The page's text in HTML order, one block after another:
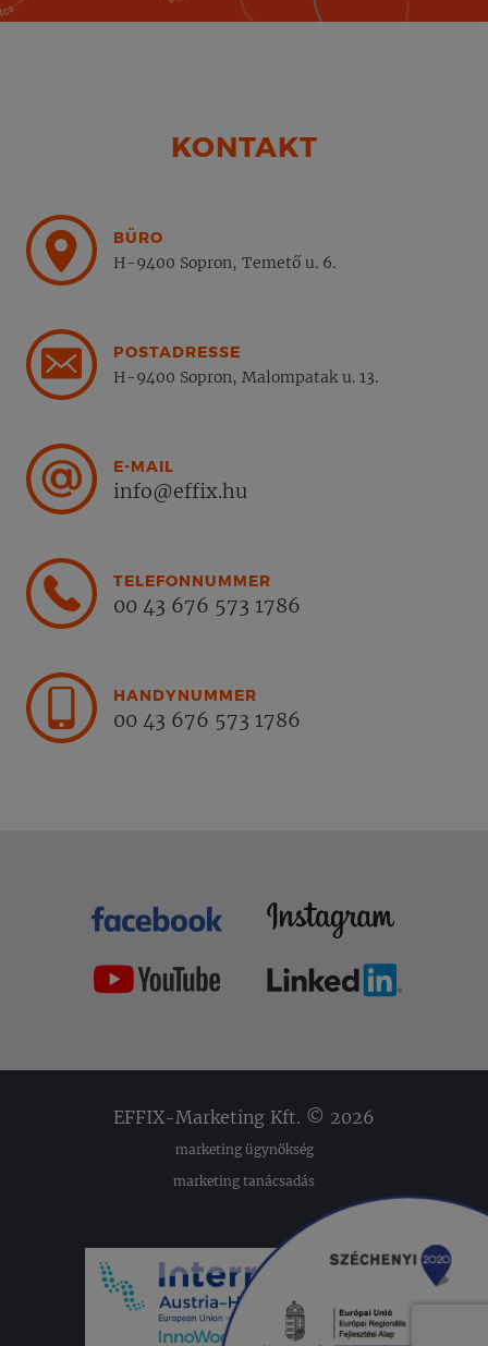
KONTAKT
BÜRO
H-9400 Sopron, Temető u. 6.
POSTADRESSE
H-9400 Sopron, Malompatak u. 13.
E-MAIL
info@effix.hu
TELEFONNUMMER
00 43 676 573 1786
HANDYNUMMER
00 43 676 573 1786
EFFIX-Marketing Kft. © 2026
marketing ügynökség
marketing tanácsadás